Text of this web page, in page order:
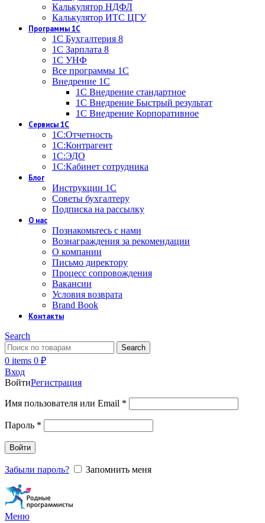
Калькулятор НДФЛ
Калькулятор ИТС ЦГУ
Программы 1С
1С Бухгалтерия 8
1С Зарплата 8
1С УНФ
Все программы 1С
Внедрение 1С
1С Внедрение стандартное
1С Внедрение Быстрый результат
1С Внедрение Корпоративное
Сервисы 1С
1С:Отчетность
1С:Контрагент
1С:ЭДО
1С:Кабинет сотрудника
Блог
Инструкции 1С
Советы бухгалтеру
Подписка на рассылку
О нас
Познакомьтесь с нами
Вознаграждения за рекомендации
О компании
Письмо директору
Процесс сопровождения
Вакансии
Условия возврата
Brand Book
Контакты
Search
Search
0 items 0 ₽
Вход
ВойтиРегистрация
Имя пользователя или Email *
Пароль *
Войти
Забыли пароль? Запомнить меня
Меню